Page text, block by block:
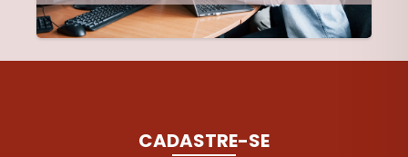
CADASTRE-SE